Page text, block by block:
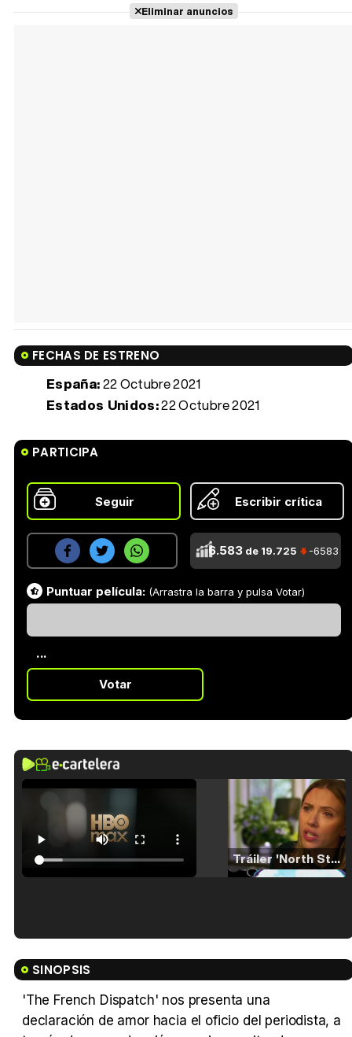
Eliminar anuncios
FECHAS DE ESTRENO
España:22 Octubre 2021
Estados Unidos:22 Octubre 2021
PARTICIPA
Seguir Escribir crítica
6.583 de 19.725 -6583
Puntuar película: (Arrastra la barra y pulsa Votar)
...
Votar
Tráiler 'North Star' (2023)
SINOPSIS
'The French Dispatch' nos presenta una
declaración de amor hacia el oficio del periodista, a